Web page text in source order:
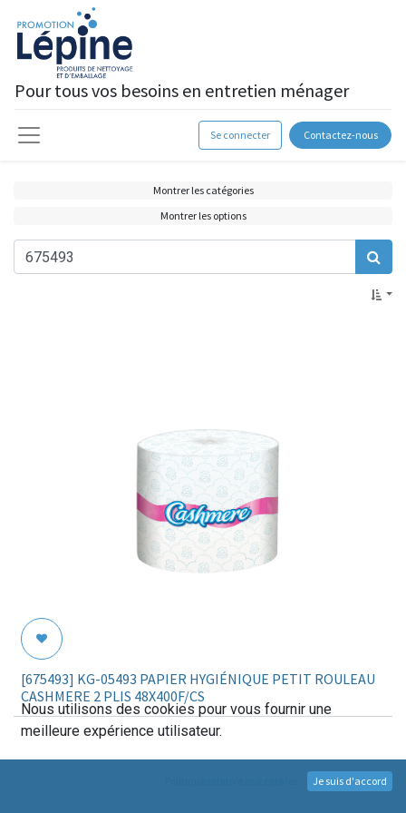
Pour tous vos besoins en entretien ménager
Se connecter Contactez-nous
Montrer les catégories
Montrer les options
[675493] KG-05493 PAPIER HYGIÉNIQUE PETIT ROULEAU
CASHMERE 2 PLIS 48X400F/CS
Nous utilisons des cookies pour vous fournir une
meilleure expérience utilisateur.
Je suis d'accord